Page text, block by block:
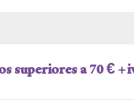
superiores a 70 € +